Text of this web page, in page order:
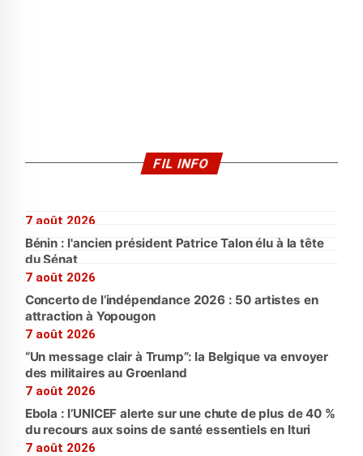
FIL INFO
7 août 2026
Bénin : l'ancien président Patrice Talon élu à la tête
du Sénat
7 août 2026
Concerto de l’indépendance 2026 : 50 artistes en
attraction à Yopougon
7 août 2026
“Un message clair à Trump”: la Belgique va envoyer
des militaires au Groenland
7 août 2026
Ebola : l’UNICEF alerte sur une chute de plus de 40 %
du recours aux soins de santé essentiels en Ituri
7 août 2026